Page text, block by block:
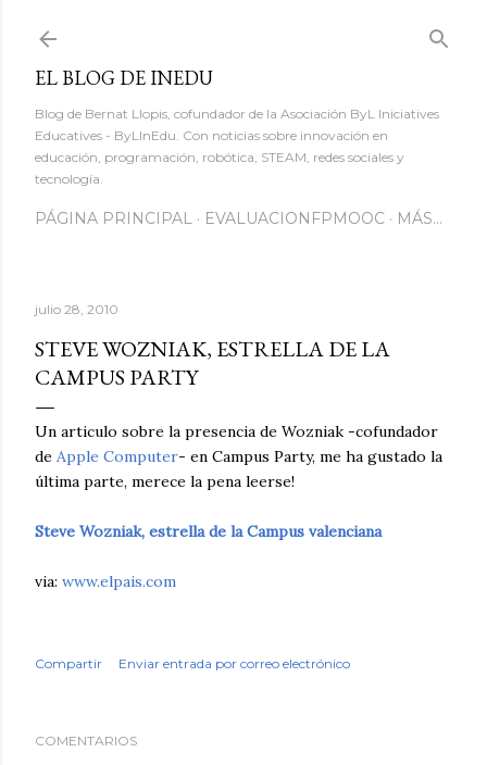
EL BLOG DE INEDU
Blog de Bernat Llopis, cofundador de la Asociación ByL Iniciatives
Educatives - ByLInEdu. Con noticias sobre innovación en
educación, programación, robótica, STEAM, redes sociales y
tecnología.
PÁGINA PRINCIPAL EVALUACIONFPMOOC MÁS…
julio 28, 2010
STEVE WOZNIAK, ESTRELLA DE LA
CAMPUS PARTY
Un articulo sobre la presencia de Wozniak -cofundador
de Apple Computer- en Campus Party, me ha gustado la
última parte, merece la pena leerse!
Steve Wozniak, estrella de la Campus valenciana
via: www.elpais.com
Compartir Enviar entrada por correo electrónico
COMENTARIOS